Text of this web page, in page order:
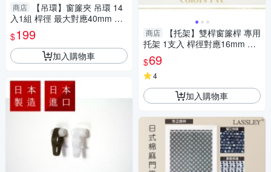
商店
【吊環】窗簾夾 吊環 14
入1組 桿徑 最大對應40mm 配
件 鱷魚夾 五金用品
$199
加入購物車
商店
【托架】雙桿窗簾桿 專用
托架 1支入 桿徑對應16mm 配
件 五金用品
$69
4
加入購物車